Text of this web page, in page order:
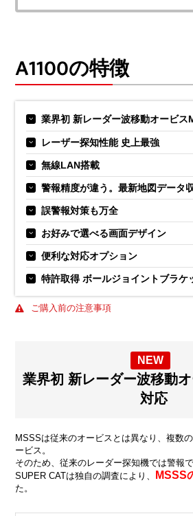
A1100の特徴
業界初 新レーダー波移動オービス
レーザー探知性能 史上最強
無線LAN搭載
警報精度が違う。最新地図データ
誤警報対策も万全
お好みで選べる画面デザイン
便利な対応オプション
特許取得 ボールジョイントブラケ
ご購入前の注意事項
NEW
業界初 新レーダー波移動
対応
MSSSは従来のオービスとは異なり、複数
ービス。
そのため、従来のレーダー探知機では警報
SUPER CATは独自の調査により、
MSSS
た。